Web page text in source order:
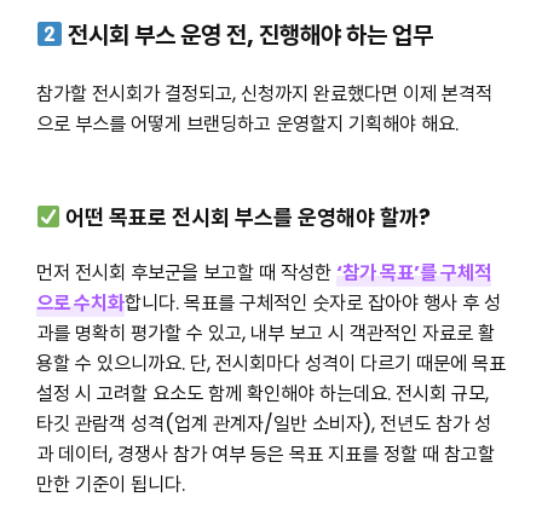
전시회 부스 운영 전, 진행해야 하는 업무
참가할 전시회가 결정되고, 신청까지 완료했다면 이제 본격적
으로 부스를 어떻게 브랜딩하고 운영할지 기획해야 해요.
어떤 목표로 전시회 부스를 운영해야 할까?
먼저 전시회 후보군을 보고할 때 작성한‘참가 목표’를 구체적
으로 수치화합니다. 목표를 구체적인 숫자로 잡아야 행사 후 성
과를 명확히 평가할 수 있고, 내부 보고 시 객관적인 자료로 활
용할 수 있으니까요. 단, 전시회마다 성격이 다르기 때문에 목표
설정 시 고려할 요소도 함께 확인해야 하는데요. 전시회 규모,
타깃 관람객 성격(업계 관계자/일반 소비자), 전년도 참가 성
과 데이터, 경쟁사 참가 여부 등은 목표 지표를 정할 때 참고할
만한 기준이 됩니다.